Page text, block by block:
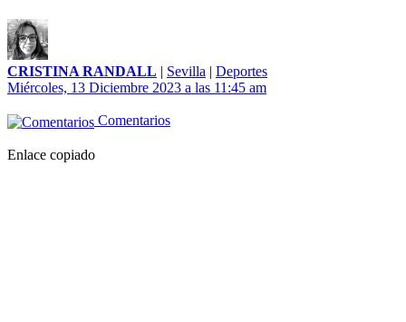
CRISTINA RANDALL | Sevilla | Deportes
Miércoles, 13 Diciembre 2023 a las 11:45 am
Comentarios
Enlace copiado